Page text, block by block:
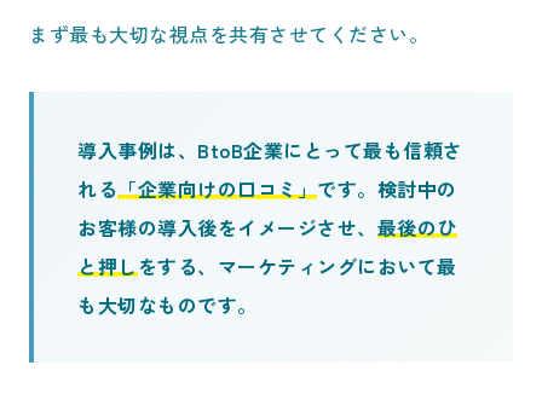
まず最も大切な視点を共有させてください。
導入事例は、BtoB企業にとって最も信頼さ
れる「企業向けの口コミ」です。検討中の
お客様の導入後をイメージさせ、 最後のひ
と押しをする、マーケティングにおいて最
も大切なものです。